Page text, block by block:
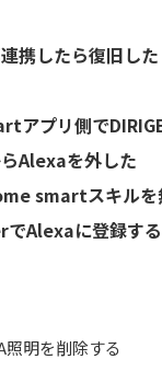
携したら復旧した
アプリ側で
Alexaを外した
smartスキルを
Alexaに登録す
明を削除する